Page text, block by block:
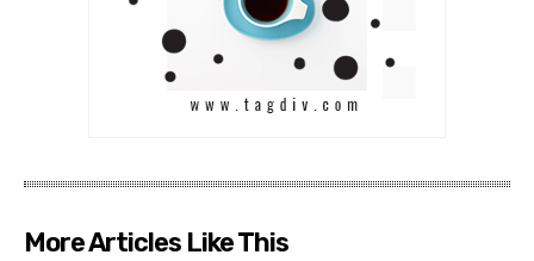
More Articles Like This